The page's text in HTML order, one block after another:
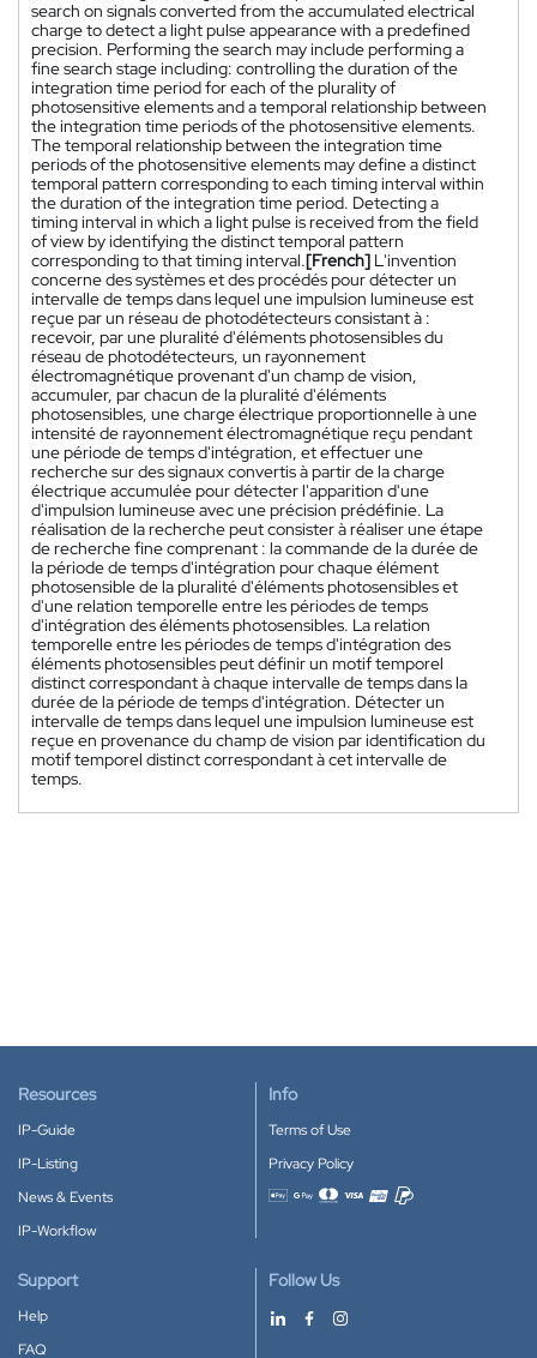
search on signals converted from the accumulated electrical
charge to detect a light pulse appearance with a predefined
precision. Performing the search may include performing a
fine search stage including: controlling the duration of the
integration time period for each of the plurality of
photosensitive elements and a temporal relationship between
the integration time periods of the photosensitive elements.
The temporal relationship between the integration time
periods of the photosensitive elements may define a distinct
temporal pattern corresponding to each timing interval within
the duration of the integration time period. Detecting a
timing interval in which a light pulse is received from the field
of view by identifying the distinct temporal pattern
corresponding to that timing interval.[French] L'invention
concerne des systèmes et des procédés pour détecter un
intervalle de temps dans lequel une impulsion lumineuse est
reçue par un réseau de photodétecteurs consistant à :
recevoir, par une pluralité d'éléments photosensibles du
réseau de photodétecteurs, un rayonnement
électromagnétique provenant d'un champ de vision,
accumuler, par chacun de la pluralité d'éléments
photosensibles, une charge électrique proportionnelle à une
intensité de rayonnement électromagnétique reçu pendant
une période de temps d'intégration, et effectuer une
recherche sur des signaux convertis à partir de la charge
électrique accumulée pour détecter l'apparition d'une
d'impulsion lumineuse avec une précision prédéfinie. La
réalisation de la recherche peut consister à réaliser une étape
de recherche fine comprenant : la commande de la durée de
la période de temps d'intégration pour chaque élément
photosensible de la pluralité d'éléments photosensibles et
d'une relation temporelle entre les périodes de temps
d'intégration des éléments photosensibles. La relation
temporelle entre les périodes de temps d'intégration des
éléments photosensibles peut définir un motif temporel
distinct correspondant à chaque intervalle de temps dans la
durée de la période de temps d'intégration. Détecter un
intervalle de temps dans lequel une impulsion lumineuse est
reçue en provenance du champ de vision par identification du
motif temporel distinct correspondant à cet intervalle de
temps.
Resources
IP-Guide
IP-Listing
News & Events
IP-Workflow
Info
Terms of Use
Privacy Policy
Accepted payment methods
Support
Help
FAQ
Follow Us